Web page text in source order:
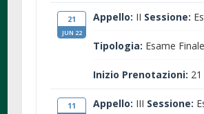
21
JUN 22
Appello: II Sessione:
Tipologia: Esame Finale
Inizio Prenotazioni:
11 Appello: III Sessione: